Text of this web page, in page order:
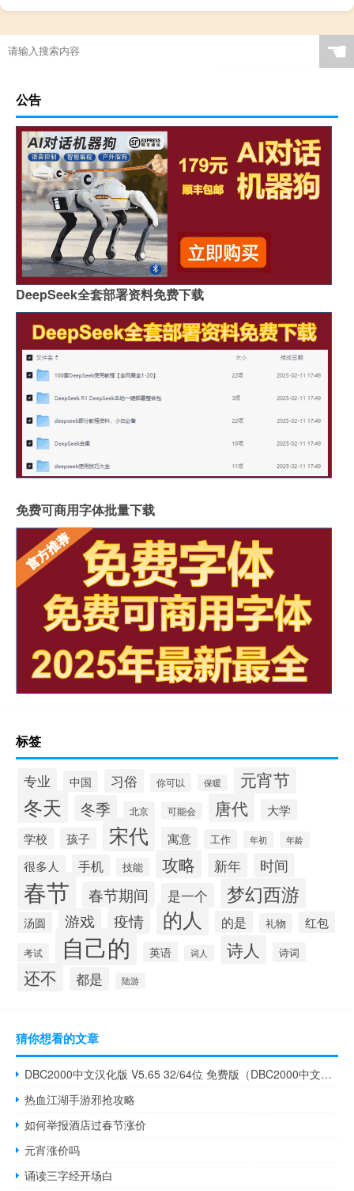
☚
公告
DeepSeek全套部署资料免费下载
免费可商用字体批量下载
标签
专业 中国 习俗 你可以 保暖 元宵节
冬天 冬季 北京 可能会 唐代
大学
学校
孩子 宋代 寓意 工作 年初 年龄
很多人 手机 技能 攻略 新年 时间
春节 春节期间 是一个 梦幻西游
汤圆 游戏 疫情 的人 的是 礼物 红包
考试 自己的 英语 词人 诗人 诗词
还不 都是 陆游
猜你想看的文章
DBC2000中文汉化版 V5.65 32/64位 免费版（DBC2000中文汉化版 V5.65 32/64位 免费版功能简介）
热血江湖手游邪抢攻略
如何举报酒店过春节涨价
元宵涨价吗
诵读三字经开场白